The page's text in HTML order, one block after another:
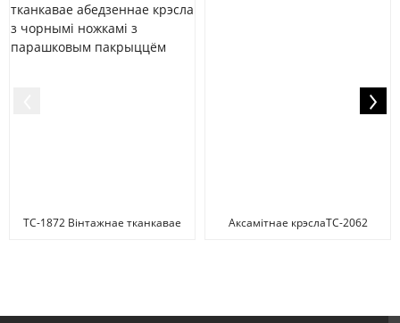
TC-1872 Вінтажнае тканкавае
Аксамітнае крэслаTC-2062